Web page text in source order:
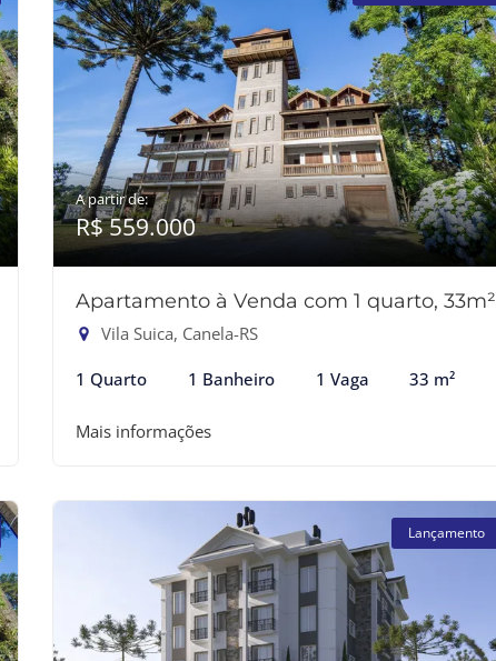
A partir de:
R$ 559.000
Apartamento à Venda com 1 quarto, 33m²
Vila Suica, Canela-RS
1 Quarto 1 Banheiro 1 Vaga 33 m²
Mais informações
Lançamento